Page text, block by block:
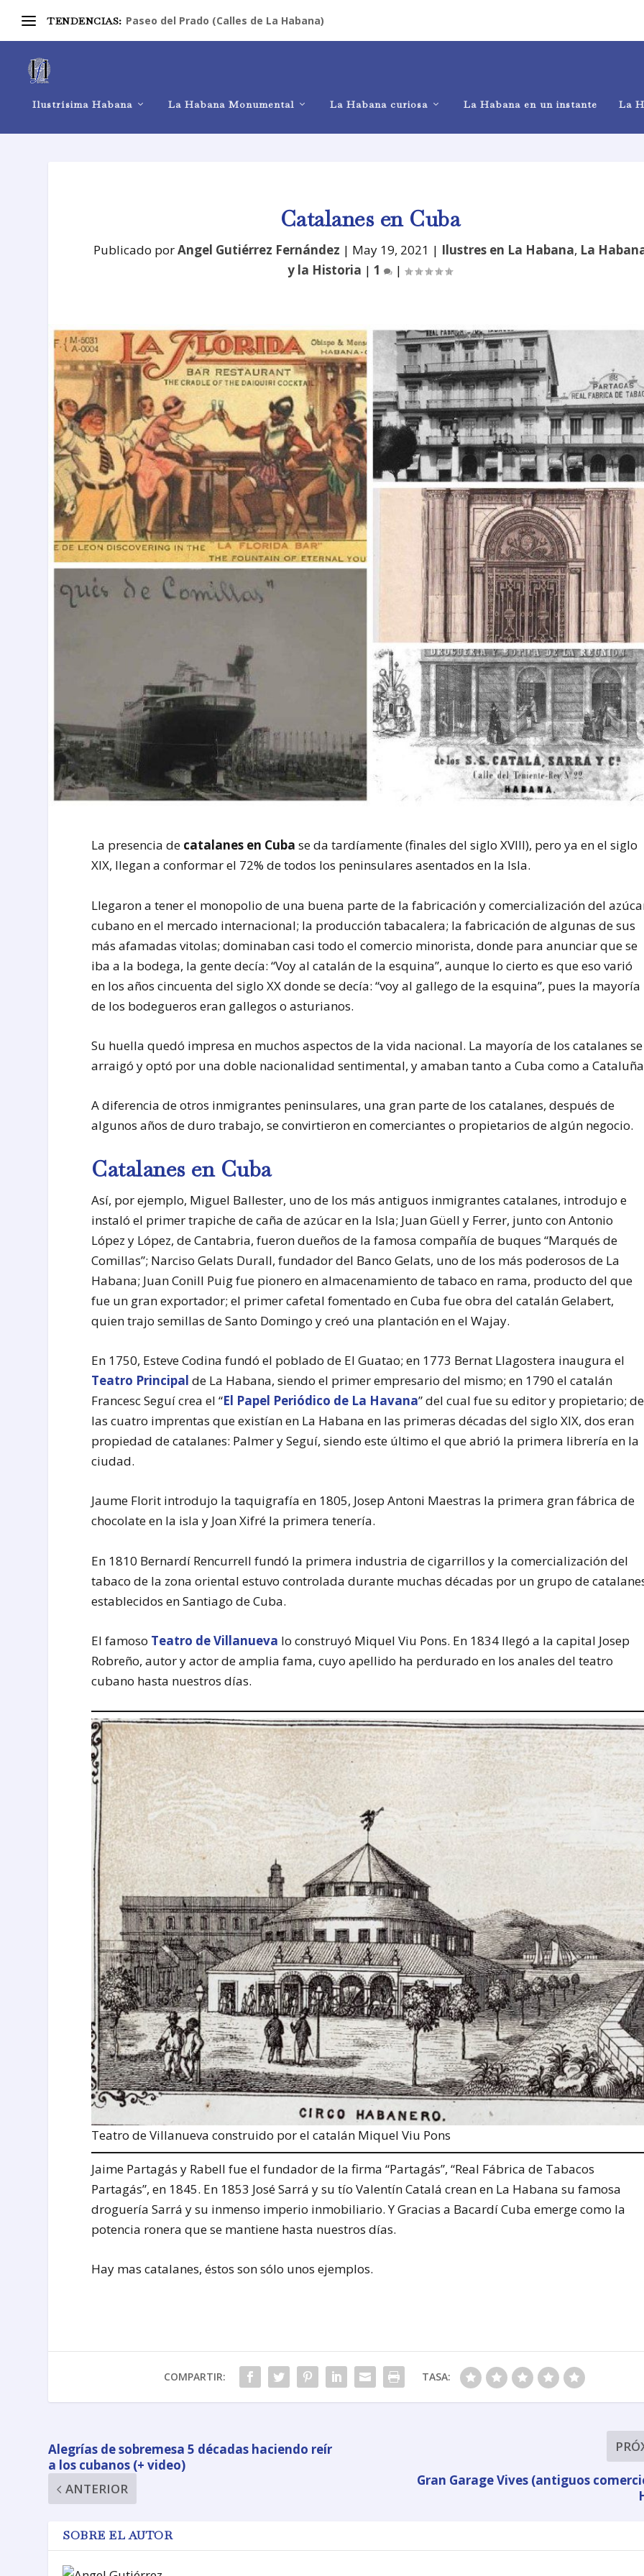
TENDENCIAS: Paseo del Prado (Calles de La Habana)
Ilustrísima Habana La Habana Monumental La Habana curiosa La Habana en un instante La
Catalanes en Cuba
Publicado porAngel Gutiérrez Fernández | May 19, 2021 | Ilustres en La Habana, La
y la Historia |1 |
La presencia de catalanes en Cuba se da tardíamente (finales del siglo XVIII), pero ya en el siglo
XIX, llegan a conformar el 72% de todos los peninsulares asentados en la Isla.
Llegaron a tener el monopolio de una buena parte de la fabricación y comercialización del
cubano en el mercado internacional; la producción tabacalera; la fabricación de algunas de sus
más afamadas vitolas; dominaban casi todo el comercio minorista, donde para anunciar que se
iba a la bodega, la gente decía: “Voy al catalán de la esquina”, aunque lo cierto es que eso varió
en los años cincuenta del siglo XX donde se decía: “voy al gallego de la esquina”, pues la mayoría
de los bodegueros eran gallegos o asturianos.
Su huella quedó impresa en muchos aspectos de la vida nacional. La mayoría de los catalanes se
arraigó y optó por una doble nacionalidad sentimental, y amaban tanto a Cuba como a
A diferencia de otros inmigrantes peninsulares, una gran parte de los catalanes, después de
algunos años de duro trabajo, se convirtieron en comerciantes o propietarios de algún negocio.
Catalanes en Cuba
Así, por ejemplo, Miguel Ballester, uno de los más antiguos inmigrantes catalanes, introdujo e
instaló el primer trapiche de caña de azúcar en la Isla; Juan Güell y Ferrer, junto con Antonio
López y López, de Cantabria, fueron dueños de la famosa compañía de buques “Marqués de
Comillas”; Narciso Gelats Durall, fundador del Banco Gelats, uno de los más poderosos de La
Habana; Juan Conill Puig fue pionero en almacenamiento de tabaco en rama, producto del que
fue un gran exportador; el primer cafetal fomentado en Cuba fue obra del catalán Gelabert,
quien trajo semillas de Santo Domingo y creó una plantación en el Wajay.
En 1750, Esteve Codina fundó el poblado de El Guatao; en 1773 Bernat Llagostera inaugura el
Teatro Principal de La Habana, siendo el primer empresario del mismo; en 1790 el catalán
Francesc Seguí crea el “El Papel Periódico de La Havana” del cual fue su editor y propietario; de
las cuatro imprentas que existían en La Habana en las primeras décadas del siglo XIX, dos eran
propiedad de catalanes: Palmer y Seguí, siendo este último el que abrió la primera librería en la
ciudad.
Jaume Florit introdujo la taquigrafía en 1805, Josep Antoni Maestras la primera gran fábrica de
chocolate en la isla y Joan Xifré la primera tenería.
En 1810 Bernardí Rencurrell fundó la primera industria de cigarrillos y la comercialización del
tabaco de la zona oriental estuvo controlada durante muchas décadas por un grupo de
establecidos en Santiago de Cuba.
El famoso Teatro de Villanueva lo construyó Miquel Viu Pons. En 1834 llegó a la capital Josep
Robreño, autor y actor de amplia fama, cuyo apellido ha perdurado en los anales del teatro
cubano hasta nuestros días.
Teatro de Villanueva construido por el catalán Miquel Viu Pons
Jaime Partagás y Rabell fue el fundador de la firma “Partagás”, “Real Fábrica de Tabacos
Partagás”, en 1845. En 1853 José Sarrá y su tío Valentín Catalá crean en La Habana su famosa
droguería Sarrá y su inmenso imperio inmobiliario. Y Gracias a Bacardí Cuba emerge como la
potencia ronera que se mantiene hasta nuestros días.
Hay mas catalanes, éstos son sólo unos ejemplos.
COMPARTIR: TASA:
Alegrías de sobremesa 5 décadas haciendo reír
a los cubanos (+ video)
ANTERIOR
Gran Garage Vives (antiguos
SOBRE EL AUTOR